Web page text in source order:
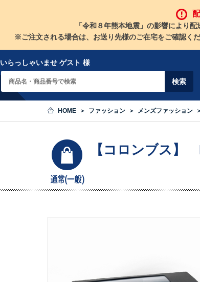
「令和８年熊本地震」の影響により
※ご注文される場合は、お送り先様のご在宅をご確認く
いらっしゃいませ ゲスト 様
HOME ファッション メンズファッション
【コロンブス